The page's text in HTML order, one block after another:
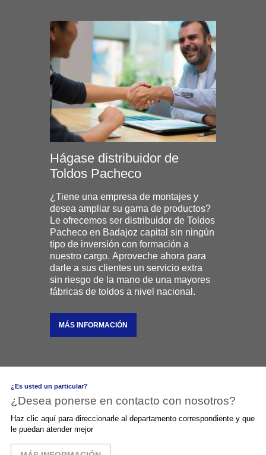
Hágase distribuidor de
Toldos Pacheco
¿Tiene una empresa de montajes y
desea ampliar su gama de productos?
Le ofrecemos ser distribuidor de Toldos
Pacheco en Badajoz capital sin ningún
tipo de inversión con formación a
nuestro cargo. Aproveche ahora para
darle a sus clientes un servicio extra
sin riesgo de la mano de una mayores
fábricas de toldos a nivel nacional.
MÁS INFORMACIÓN
¿Es usted un particular?
¿Desea ponerse en contacto con nosotros?
Haz clic aquí para direccionarle al departamento correspondiente y que
le puedan atender mejor